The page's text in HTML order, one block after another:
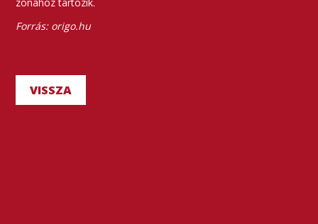
Forrás: origo.hu
VISSZA